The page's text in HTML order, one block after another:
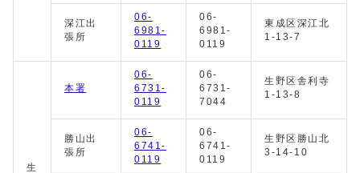
深江出
張所
06-
6981-
0119
06-
6981-
0119
東成区深江北
1-13-7
生
本署
06-
6731-
0119
06-
6731-
7044
生野区舎利寺
1-13-8
勝山出
張所
06-
6741-
0119
06-
6741-
0119
生野区勝山北
3-14-10